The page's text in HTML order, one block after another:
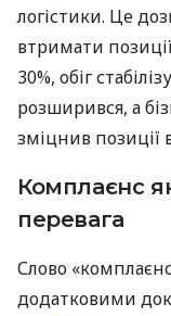
логістики. Це
втримати
30%, обіг
розширився, а
зміцнив позиції
Комплаєнс
перевага
Слово
додатковими